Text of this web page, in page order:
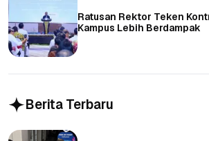
Ratusan Rektor Teken
Kampus Lebih Berdampak
Berita Terbaru